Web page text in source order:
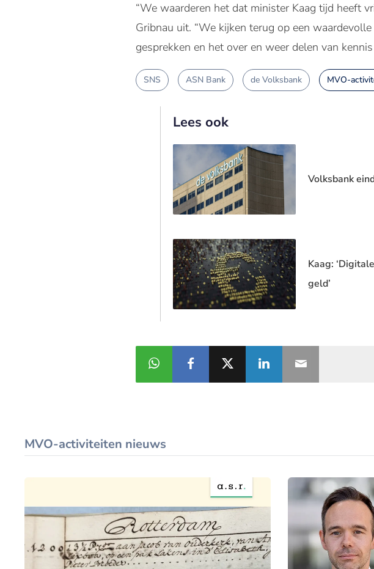
“We waarderen het dat minister Kaag tijd heeft
Gribnau uit. “We kijken terug op een
gesprekken en het over en weer delen van kennis
SNS ASN Bank de Volksbank MVO-
Lees ook
Volksbank
Kaag:
geld’
MVO-activiteiten nieuws